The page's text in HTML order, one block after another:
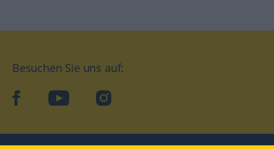
Besuchen Sie uns auf:
facebookYouTube Instagram